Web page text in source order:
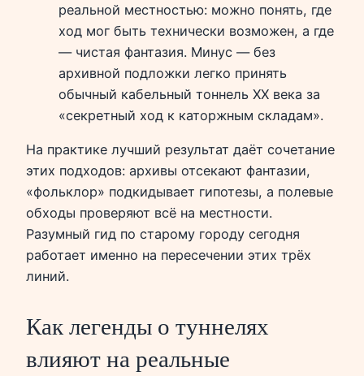
реальной местностью: можно понять, где
ход мог быть технически возможен, а где
— чистая фантазия. Минус — без
архивной подложки легко принять
обычный кабельный тоннель XX века за
«секретный ход к каторжным складам».
На практике лучший результат даёт сочетание
этих подходов: архивы отсекают фантазии,
«фольклор» подкидывает гипотезы, а полевые
обходы проверяют всё на местности.
Разумный гид по старому городу сегодня
работает именно на пересечении этих трёх
линий.
Как легенды о туннелях
влияют на реальные